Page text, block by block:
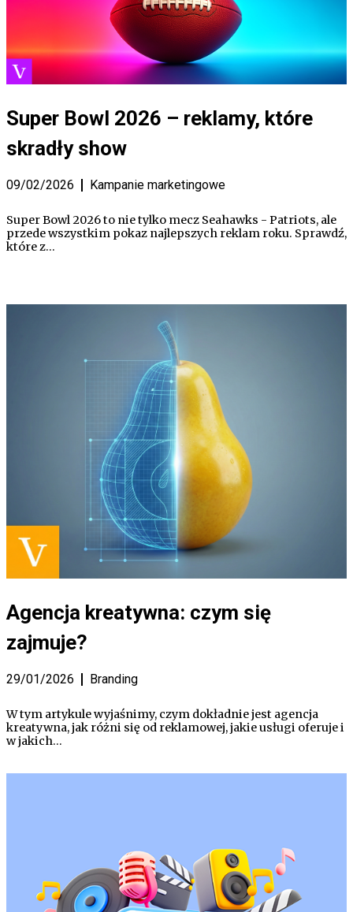
Super Bowl 2026 – reklamy, które
skradły show
09/02/2026 Kampanie marketingowe
Super Bowl 2026 to nie tylko mecz Seahawks - Patriots, ale
przede wszystkim pokaz najlepszych reklam roku. Sprawdź,
które z…
Agencja kreatywna: czym się
zajmuje?
29/01/2026 Branding
W tym artykule wyjaśnimy, czym dokładnie jest agencja
kreatywna, jak różni się od reklamowej, jakie usługi oferuje i
w jakich…